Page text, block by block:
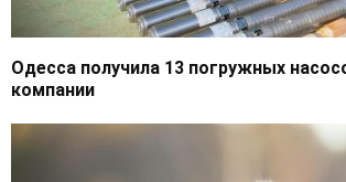
Одесса получила 13 погружных
компании